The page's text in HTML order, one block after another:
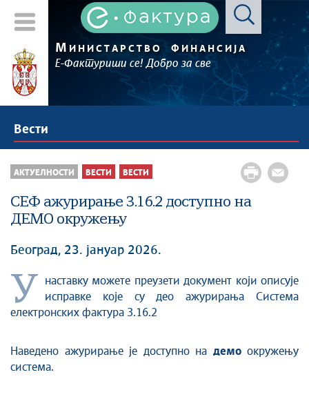
М ИНИСТАРСТВО ФИНАНСИЈА
Е-Фактуриши се! Добро за све
Вести
АКТУЕЛНОСТИ ВЕСТИ ВЕСТИ
СЕФ ажурирање 3.16.2 доступнo на
ДЕМО окружењу
Београд, 23. јануар 2026.
У
наставку можете преузети документ који описује
исправке које су део ажурирања Система
електронских фактура 3.16.2
Наведено ажурирање је доступно на демоокружењу
система.